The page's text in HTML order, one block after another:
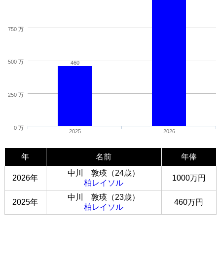
460
2025 2026
0 万
250 万
500 万
750 万
年 名前 年俸
2026年
中川 敦瑛（24歳）
柏レイソル
1000万円
2025年
中川 敦瑛（23歳）
柏レイソル
460万円